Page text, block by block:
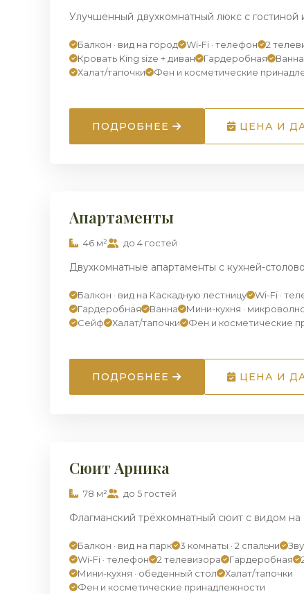
Улучшенный двухкомнатный люкс с гостиной
Балкон · вид на город Wi-Fi · телефон
2
Кровать King size + диван
Гардеробная Ванна
Халат/тапочки
Фен и косметические
ПОДРОБНЕЕ ЦЕНА И
ПРЕМИУМ
Апартаменты
46 м² до 4 гостей
Двухкомнатные апартаменты с кухней-
Балкон · вид на Каскадную лестницу Wi-Fi ·
Гардеробная
Ванна Мини-кухня ·
Сейф
Халат/тапочки Фен и косметические
ПОДРОБНЕЕ ЦЕНА И
ПРЕМИУМ
Сюит Арника
78 м² до 5 гостей
Флагманский трёхкомнатный сюит с видом
Балкон · вид на парк 3 комнаты · 2 спальни
Wi-Fi · телефон
2 телевизора Гардеробная
Мини-кухня · обеденный стол
Халат/тапочки
Фен и косметические принадлежности